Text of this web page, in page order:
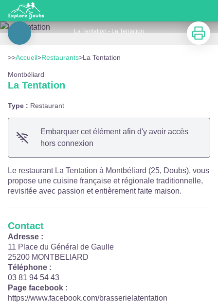
La Tentation
La Tentation - La Tentation
Voir l'image en plein écran
Imprimer
>>Accueil>Restaurants>La Tentation
Montbéliard
La Tentation
Type : Restaurant
Embarquer cet élément afin d'y avoir accès
hors connexion
Le restaurant La Tentation à Montbéliard (25, Doubs), vous
propose une cuisine française et régionale traditionnelle,
revisitée avec passion et entièrement faite maison.
Contact
Adresse :
11 Place du Général de Gaulle
25200 MONTBELIARD
Téléphone :
03 81 94 54 43
Page facebook :
https://www.facebook.com/brasserielatentation